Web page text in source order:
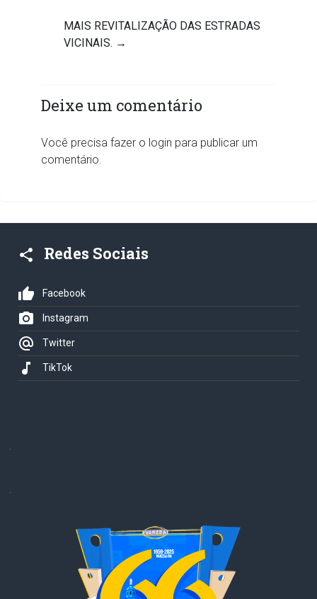
MAIS REVITALIZAÇÃO DAS ESTRADAS
VICINAIS. →
Deixe um comentário
Você precisa fazer o login para publicar um
comentário.
share Redes Sociais
thumb_up Facebook
photo_camera Instagram
alternate_email Twitter
music_note TikTok